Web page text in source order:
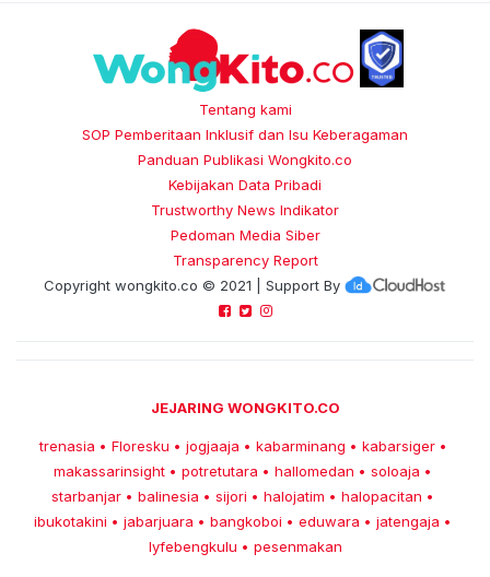
Tentang kami
SOP Pemberitaan Inklusif dan Isu Keberagaman
Panduan Publikasi Wongkito.co
Kebijakan Data Pribadi
Trustworthy News Indikator
Pedoman Media Siber
Transparency Report
Copyright wongkito.co © 2021 | Support By
JEJARING WONGKITO.CO
trenasia • Floresku • jogjaaja • kabarminang • kabarsiger •
makassarinsight • potretutara • hallomedan • soloaja •
starbanjar • balinesia • sijori • halojatim • halopacitan •
ibukotakini • jabarjuara • bangkoboi • eduwara • jatengaja •
lyfebengkulu • pesenmakan